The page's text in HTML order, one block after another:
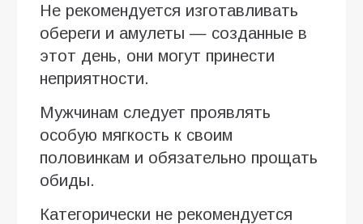
Не рекомендуется изготавливать
обереги и амулеты — созданные в
этот день, они могут принести
неприятности.
Мужчинам следует проявлять
особую мягкость к своим
половинкам и обязательно прощать
обиды.
Категорически не рекомендуется